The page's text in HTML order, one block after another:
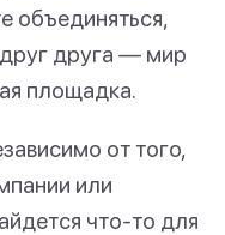
объединяться,
друг друга — мир
площадка.
от того,
или
что-то для